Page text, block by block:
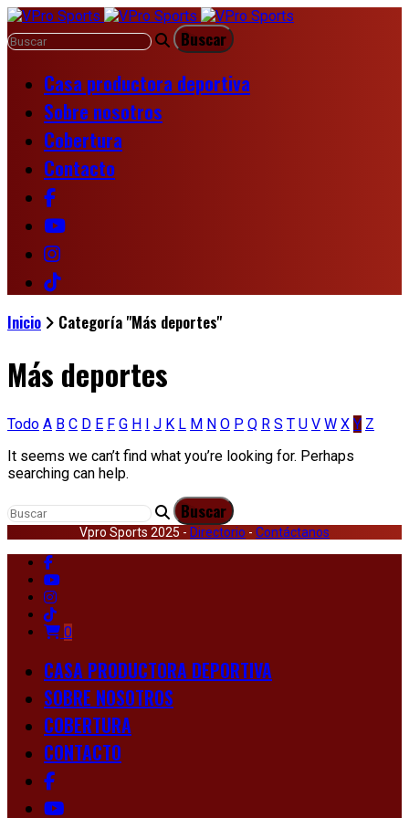
Casa productora deportiva
Sobre nosotros
Cobertura
Contacto
Inicio Categoría "Más deportes"
Más deportes
Todo A B C D E F G H I J K L M N O P Q R S T U V W X Y Z
It seems we can’t find what you’re looking for. Perhaps
searching can help.
Vpro Sports 2025 - Directorio - Contáctanos
0
CASA PRODUCTORA DEPORTIVA
SOBRE NOSOTROS
COBERTURA
CONTACTO